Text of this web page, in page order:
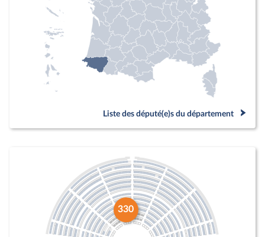
Liste des député(e)s du département
330